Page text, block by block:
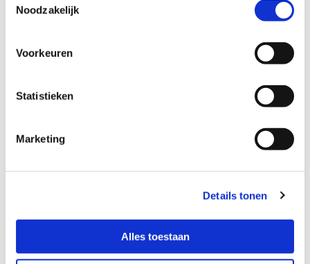
Noodzakelijk
Voorkeuren
Statistieken
Marketing
Details tonen
Alles toestaan